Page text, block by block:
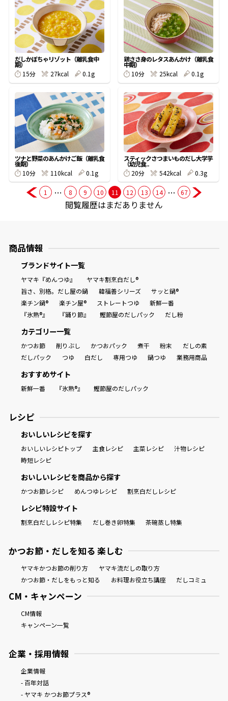
商品情報一覧
おすすめサイト
新鮮一番
氷熟®︎
だしパック
だしかぼちゃリゾット（離乳食中
期）
15分
27kcal 0.1g
鶏ささ身のレタスあんかけ（離乳食
中期）
10分
25kcal 0.1g
ツナと野菜のあんかけご飯（離乳食
後期）
10分
110kcal 0.1g
スティックさつまいものだし大学芋
（幼児食..
20分
542kcal 0.3g
1 … 8 9 10 11 12 13 14 … 67
閲覧履歴はまだありません
商品情報
ブランドサイト一覧
ヤマキ『めんつゆ』
ヤマキ割烹白だし®
旨さ、別格。だし屋の鍋
韓福善シリーズ
サッと鍋®
楽チン鍋®
楽チン屋® ストレートつゆ
新鮮一番
『氷熟®』
『踊り節』 鰹節屋のだしパック だし粉
カテゴリー一覧
かつお節 削りぶし かつおパック 煮干 粉末
だしの素
だしパック
つゆ 白だし 専用つゆ 鍋つゆ 業務用商品
おすすめサイト
新鮮一番 『氷熟®』 鰹節屋のだしパック
レシピ
おいしいレシピを探す
おいしいレシピトップ 主食レシピ 主菜レシピ
汁物レシピ
時短レシピ
おいしいレシピを商品から探す
かつお節レシピ めんつゆレシピ 割烹白だしレシピ
レシピ特設サイト
割烹白だしレシピ特集 だし巻き卵特集 茶碗蒸し特集
かつお節・だしを知る 楽しむ
ヤマキかつお節の削り方
ヤマキ流だしの取り方
かつお節・だしをもっと知る
お料理お役立ち講座 だしコミュ
CM・キャンペーン
CM情報
キャンペーン一覧
企業・採用情報
企業情報
- 百年対話
- ヤマキ かつお節プラス®